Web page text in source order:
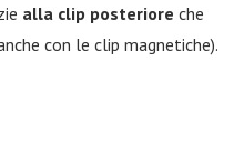
alla clip posteriore che
con le clip magnetiche).